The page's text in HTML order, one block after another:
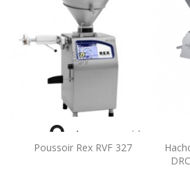
Poussoir Rex RVF 327
 Aperçu rapide